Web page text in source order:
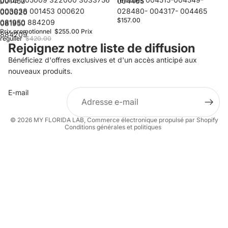
000620
081950
884209
003038 001453 000620
081950 884209
Prix promotionnel $255.00 Prix
régulier $420.00
028480- 004317- 004465
$157.00
Rejoignez notre liste de diffusion
Bénéficiez d'offres exclusives et d'un accès anticipé aux
nouveaux produits.
E-mail
© 2026 MY FLORIDA LAB, Commerce électronique propulsé par Shopify
Conditions générales et politiques
Conditions d’utilisation
Politique d’expédition